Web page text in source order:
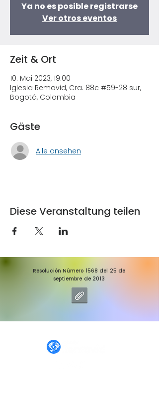
Ya no es posible registrarse
Ver otros eventos
Zeit & Ort
10. Mai 2023, 19:00
Iglesia Remavid, Cra. 88c #59-28 sur,
Bogotá, Colombia
Gäste
Alle ansehen
Diese Veranstaltung teilen
Resolución Número 1568 del 25 de
septiembre de 2013